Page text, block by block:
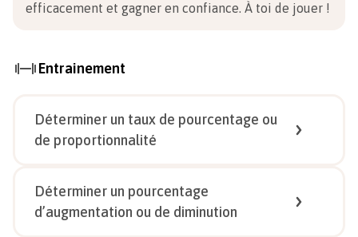
efficacement et gagner en confiance. À toi de jouer !
Entrainement
Déterminer un taux de pourcentage ou
de proportionnalité
Déterminer un pourcentage
d’augmentation ou de diminution